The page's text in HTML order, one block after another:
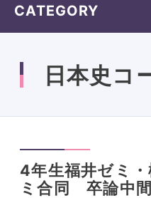
CATEGORY
日本史コ
4年生福井ゼミ
ミ合同 卒論中